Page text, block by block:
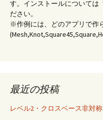
す。インストールについては
ださい。
※作例には、どのアプリで作
最近の投稿
レベル2・クロスベース非対